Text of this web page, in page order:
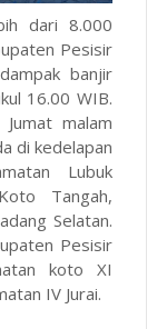
dari 8.000
Pesisir
banjir
16.00 WIB.
malam
di kedelapan
Lubuk
Tangah,
Selatan.
Pesisir
koto XI
IV Jurai.